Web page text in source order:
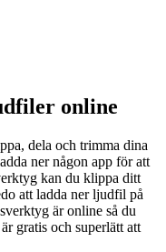
online
dela och trimma dina
ner någon app för att
kan du klippa ditt
att ladda ner ljudfil på
är online så du
gratis och superlätt att